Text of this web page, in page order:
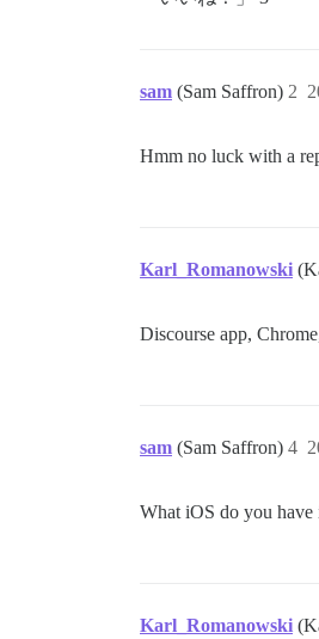
sam (Sam Saffron) 2
Hmm no luck with a
Karl_Romanowski
Discourse app,
sam (Sam Saffron) 4
What iOS do you have
Karl_Romanowski